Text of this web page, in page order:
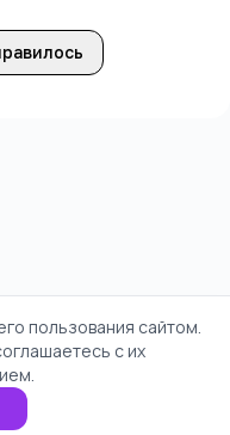
пользования сайтом.
с их